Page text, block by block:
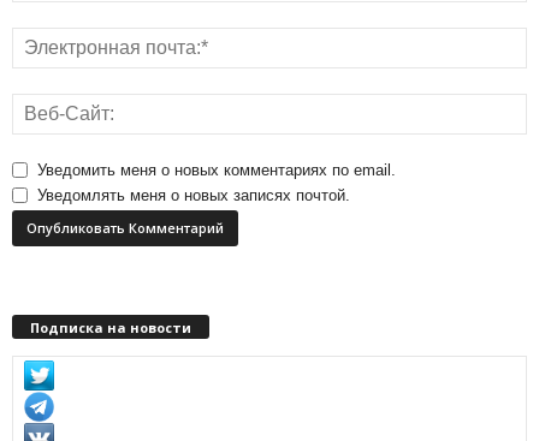
Уведомить меня о новых комментариях по email.
Уведомлять меня о новых записях почтой.
Подписка на новости